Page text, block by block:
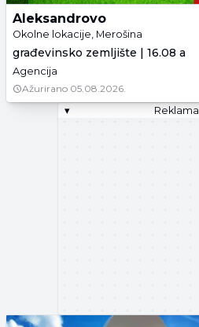
Aleksandrovo
Okolne lokacije, Merošina
građevinsko zemljište | 16.08 a
Agencija
Ažurirano 05.08.2026.
▾
Reklama